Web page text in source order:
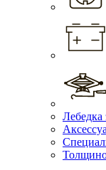
Лебедка